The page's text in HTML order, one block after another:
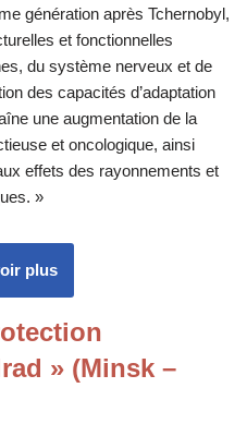
génération après Tchernobyl,
et fonctionnelles
du système nerveux et de
des capacités d’adaptation
une augmentation de la
et oncologique, ainsi
effets des rayonnements et
»
plus
» (Minsk –